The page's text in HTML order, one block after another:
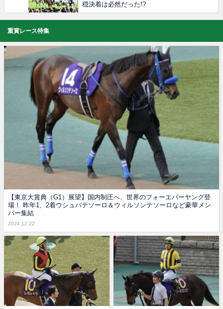
穏決着は必然だった!?
重賞レース特集
【東京大賞典（G1）展望】国内制圧へ、世界のフォーエバーヤング登
場！ 昨年1、2着ウシュバテソーロ＆ウィルソンテソーロなど豪華メン
バー集結
2024.12.22